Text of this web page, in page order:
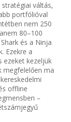
váltás,
portfólióval
nem 250
80–100
és a Ninja
Ezekre a
ezeket kezeljük
megfelelően ma
offline
–